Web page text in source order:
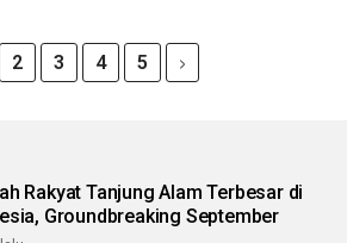
2 3 4 5
Rakyat Tanjung Alam Terbesar di
Groundbreaking September